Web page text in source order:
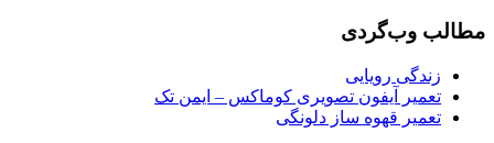
مطالب وب‌گردی
زندگی رویایی
تعمیر آیفون تصویری کوماکس – ایمن تک
تعمیر قهوه ساز دلونگی